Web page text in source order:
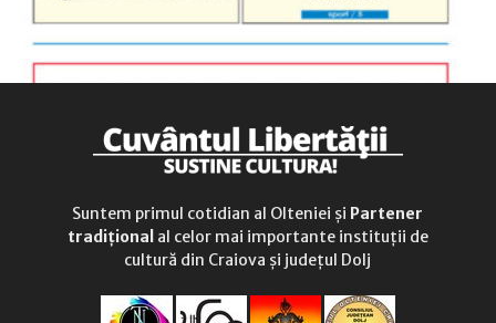
Suntem primul cotidian al Olteniei și Partener
tradițional al celor mai importante instituții de
cultură din Craiova și județul Dolj